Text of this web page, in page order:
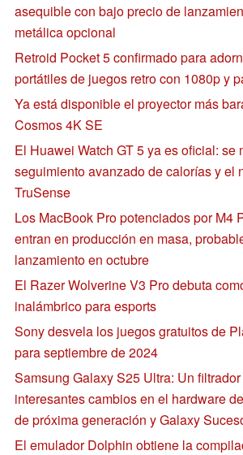
asequible con bajo precio de
metálica opcional
Retroid Pocket 5 confirmado para
portátiles de juegos retro con 1080p y
Ya está disponible el proyector más
Cosmos 4K SE
El Huawei Watch GT 5 ya es oficial: se
seguimiento avanzado de calorías y el
TruSense
Los MacBook Pro potenciados por M4
entran en producción en masa,
lanzamiento en octubre
El Razer Wolverine V3 Pro debuta
inalámbrico para esports
Sony desvela los juegos gratuitos de
para septiembre de 2024
Samsung Galaxy S25 Ultra: Un
interesantes cambios en el hardware
de próxima generación y Galaxy
El emulador Dolphin obtiene la